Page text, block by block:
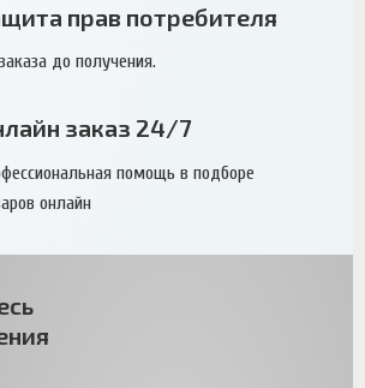
прав потребителя
до получения.
заказ 24/7
помощь в подборе
онлайн